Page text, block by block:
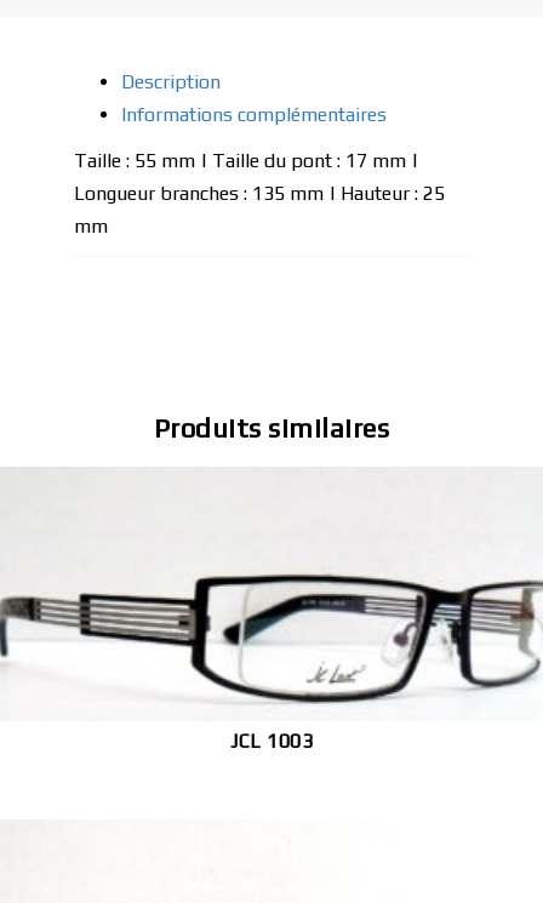
Description
Informations complémentaires
Taille : 55 mm | Taille du pont : 17 mm |
Longueur branches : 135 mm | Hauteur : 25
mm
Produits similaires
JCL 1003